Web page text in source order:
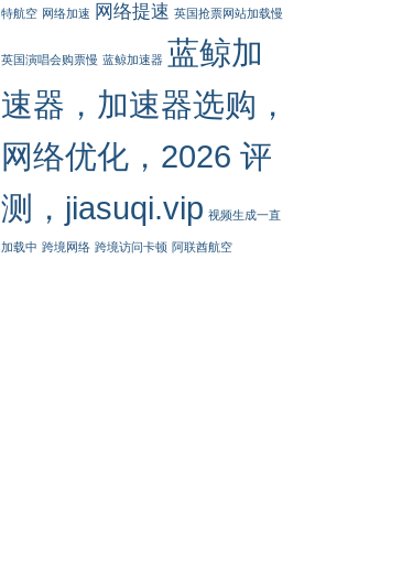
特航空 网络加速 网络提速 英国抢票网站加载慢
英国演唱会购票慢 蓝鲸加速器 蓝鲸加
速器，加速器选购，
网络优化，2026 评
测，jiasuqi.vip 视频生成一直
加载中 跨境网络 跨境访问卡顿 阿联酋航空